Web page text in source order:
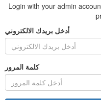
Login with your admin
أدخل بريدك الالكتروني
كلمة المرور